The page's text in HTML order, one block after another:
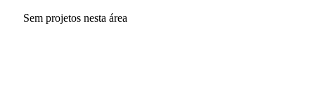
Sem projetos nesta área